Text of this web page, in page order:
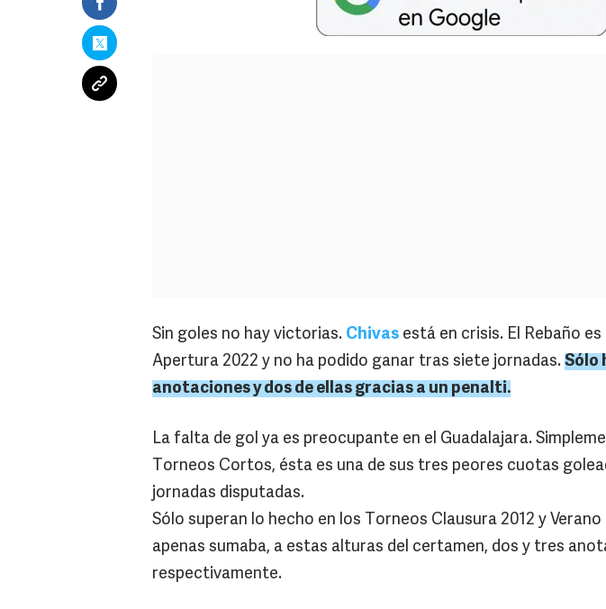
Sin goles no hay victorias. Chivas está en crisis. El Rebaño
Apertura 2022 y no ha podido ganar tras siete jornadas. Sólo
anotaciones y dos de ellas gracias a un penalti.
La falta de gol ya es preocupante en el Guadalajara.
Torneos Cortos, ésta es una de sus tres peores cuotas
jornadas disputadas.
Sólo superan lo hecho en los Torneos Clausura 2012 y Verano
apenas sumaba, a estas alturas del certamen, dos y tres
respectivamente.